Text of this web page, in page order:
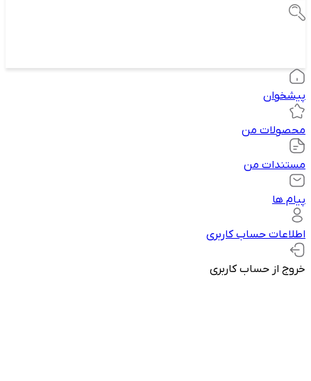
پیشخوان
محصولات من
مستندات من
پیام ها
اطلاعات حساب کاربری
خروج از حساب کاربری